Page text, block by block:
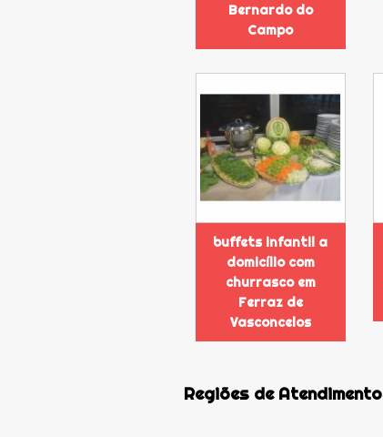
Bernardo do
Campo
buffets infantil a
domicílio com
churrasco em
Ferraz de
Vasconcelos
Regiões de Atendimento